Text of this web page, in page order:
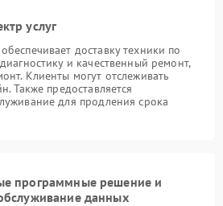
услуг
доставку техники по
и качественный ремонт,
Клиенты могут отслеживать
Также предоставляется
для продления срока
программные решение и
данных